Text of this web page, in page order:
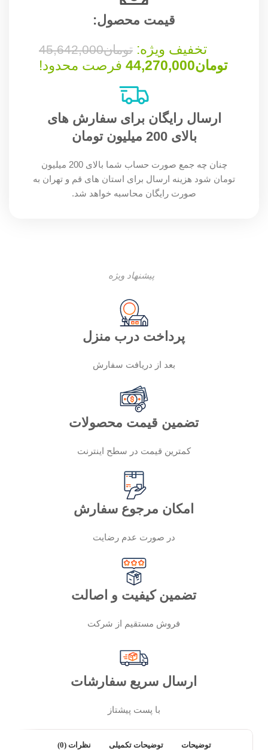
قیمت محصول:​
تخفیف ویژه: تومان45,642,000
تومان44,270,000 فرصت محدود!
ارسال رایگان برای سفارش های
بالای 200 میلیون تومان
چنان چه جمع صورت حساب شما بالای 200 میلیون
تومان شود هزینه ارسال برای استان های قم و تهران به
صورت رایگان محاسبه خواهد شد.
پیشنهاد ویژه
پرداخت درب منزل
بعد از دریافت سفارش
تضمین قیمت محصولات
کمترین قیمت در سطح اینترنت
امکان مرجوع سفارش
در صورت عدم رضایت
تضمین کیفیت و اصالت
فروش مستقیم از شرکت
ارسال سریع سفارشات
با پست پیشتاز
توضیحات توضیحات تکمیلی نظرات (0)